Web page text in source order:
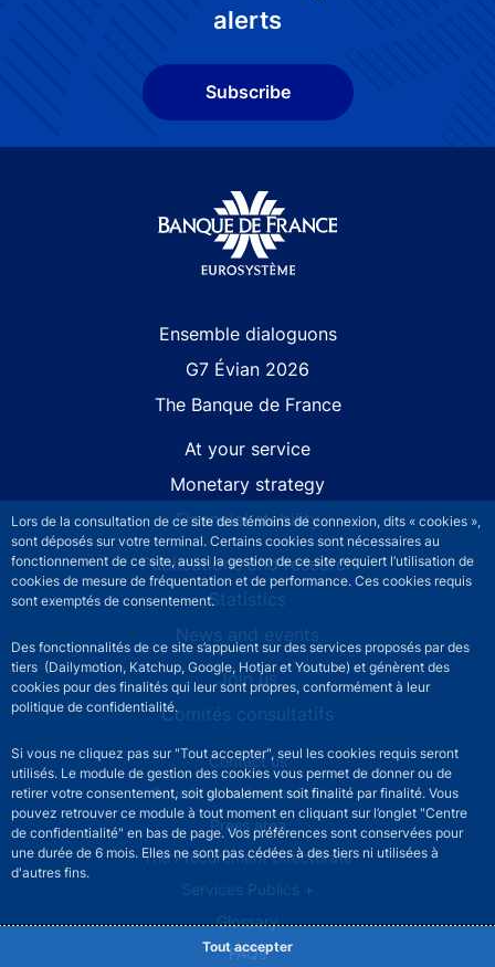
Lors de la consultation de ce site des témoins de connexion, dits « cookies »,
sont déposés sur votre terminal. Certains cookies sont nécessaires au
fonctionnement de ce site, aussi la gestion de ce site requiert l’utilisation de
cookies de mesure de fréquentation et de performance. Ces cookies requis
sont exemptés de consentement.
Des fonctionnalités de ce site s’appuient sur des services proposés par des
tiers (Dailymotion, Katchup, Google, Hotjar et Youtube) et génèrent des
cookies pour des finalités qui leur sont propres, conformément à leur
politique de confidentialité.
Si vous ne cliquez pas sur "Tout accepter", seul les cookies requis seront
utilisés. Le module de gestion des cookies vous permet de donner ou de
retirer votre consentement, soit globalement soit finalité par finalité. Vous
pouvez retrouver ce module à tout moment en cliquant sur l’onglet "Centre
de confidentialité" en bas de page. Vos préférences sont conservées pour
une durée de 6 mois. Elles ne sont pas cédées à des tiers ni utilisées à
d'autres fins.
Tout accepter
alerts
Subscribe
Ensemble dialoguons
G7 Évian 2026
The Banque de France
At your service
Monetary strategy
Financial stability
Publications and research
Statistics
News and events
Join us
Comités consultatifs
Footer secondary menuContact us
Sourds et malentendants
Press area
The Procurement Directorate
Services Publics +
Glossary
FAQs